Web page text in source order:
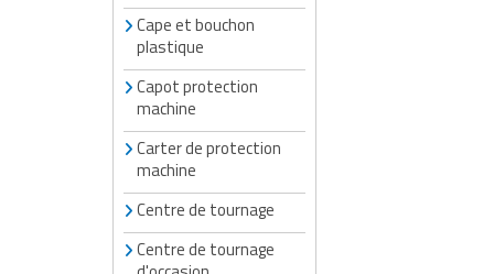
Cape et bouchon
plastique
Capot protection
machine
Carter de protection
machine
Centre de tournage
Centre de tournage